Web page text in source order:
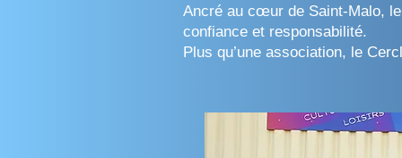
Ancré au cœur de Saint-Malo,
confiance et responsabilité.
Plus qu’une association, le